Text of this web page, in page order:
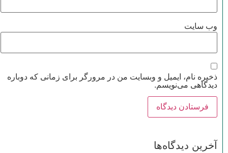
وب‌ سایت
ذخیره نام، ایمیل و وبسایت من در مرورگر برای زمانی که دوباره
دیدگاهی می‌نویسم.
آخرین دیدگاه‌ها